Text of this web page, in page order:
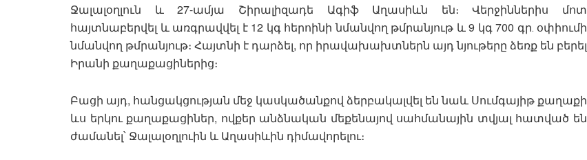
Ջալալօղլուն և 27-ամյա Շիրալիզադե Ագիֆ Աղասիևն են։ Վերջիններիս մոտ
հայտնաբերվել և առգրավվել է 12 կգ հերոինի նմանվող թմրանյութ և 9 կգ 700 գր․ օփիումի
նմանվող թմրանյութ։ Հայտնի է դարձել, որ իրավախախտներն այդ նյութերը ձեռք են բերել
Իրանի քաղաքացիներից։
Բացի այդ, հանցակցության մեջ կասկածանքով ձերբակալվել են նաև Սումգայիթ քաղաքի
ևս երկու քաղաքացիներ, ովքեր անձնական մեքենայով սահմանային տվյալ հատված են
ժամանել՝ Ջալալօղլուին և Աղասիևին դիմավորելու։